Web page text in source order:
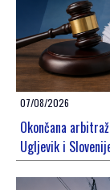
07/08/2026
Okončana
Ugljevik i